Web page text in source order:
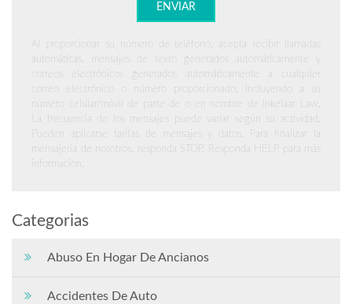
Al proporcionar su número de teléfono, acepta recibir llamadas
automáticas, mensajes de texto generados automáticamente y
correos electrónicos generados automáticamente a cualquier
correo electrónico o número proporcionado, incluyendo a su
número celular/móvil de parte de o en nombre de Inkelaar Law.
La frecuencia de los mensajes puede variar según su actividad.
Pueden aplicarse tarifas de mensajes y datos. Para finalizar la
mensajería de nosotros, responda STOP. Responda HELP para más
información.
Categorias
Abuso En Hogar De Ancianos
Accidentes De Auto